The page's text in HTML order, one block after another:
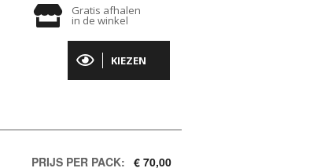
Gratis afhalen
in de winkel
KIEZEN
PRIJS PER PACK: € 70,00